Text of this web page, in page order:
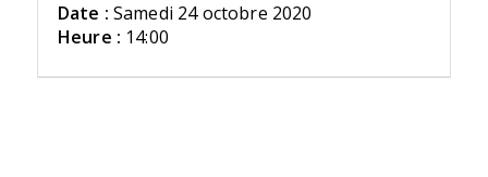
Date : Samedi 24 octobre 2020
Heure : 14:00